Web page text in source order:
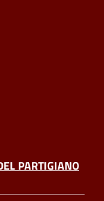
PARTIGIANO